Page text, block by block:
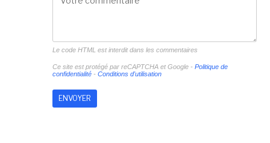
Le code HTML est interdit dans les commentaires
Ce site est protégé par reCAPTCHA et Google - Politique de
confidentialité- Conditions d'utilisation